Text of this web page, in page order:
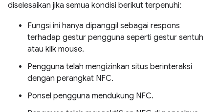
diselesaikan jika semua kondisi berikut terpenuhi:
Fungsi ini hanya dipanggil sebagai respons
terhadap gestur pengguna seperti gestur sentuh
atau klik mouse.
Pengguna telah mengizinkan situs berinteraksi
dengan perangkat NFC.
Ponsel pengguna mendukung NFC.